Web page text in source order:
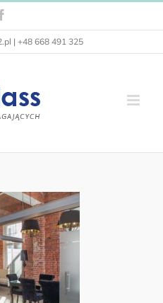
| +48 668 491 325